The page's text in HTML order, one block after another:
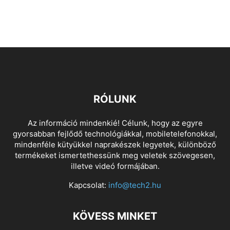
RÓLUNK
Az információ mindenkié! Célunk, hogy az egyre
gyorsabban fejlődő technológiákkal, mobiletelefonokkal,
mindenféle kütyükkel naprakészek legyetek, különböző
termékeket ismertethessünk meg veletek szövegesen,
illetve videó formájában.
Kapcsolat: info@tech2.hu
KÖVESS MINKET